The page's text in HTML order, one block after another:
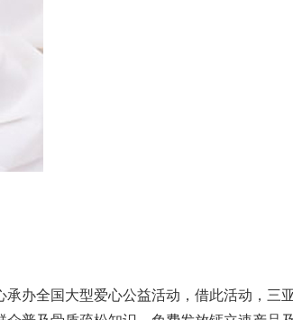
办全国大型爱心公益活动，借此活动，三